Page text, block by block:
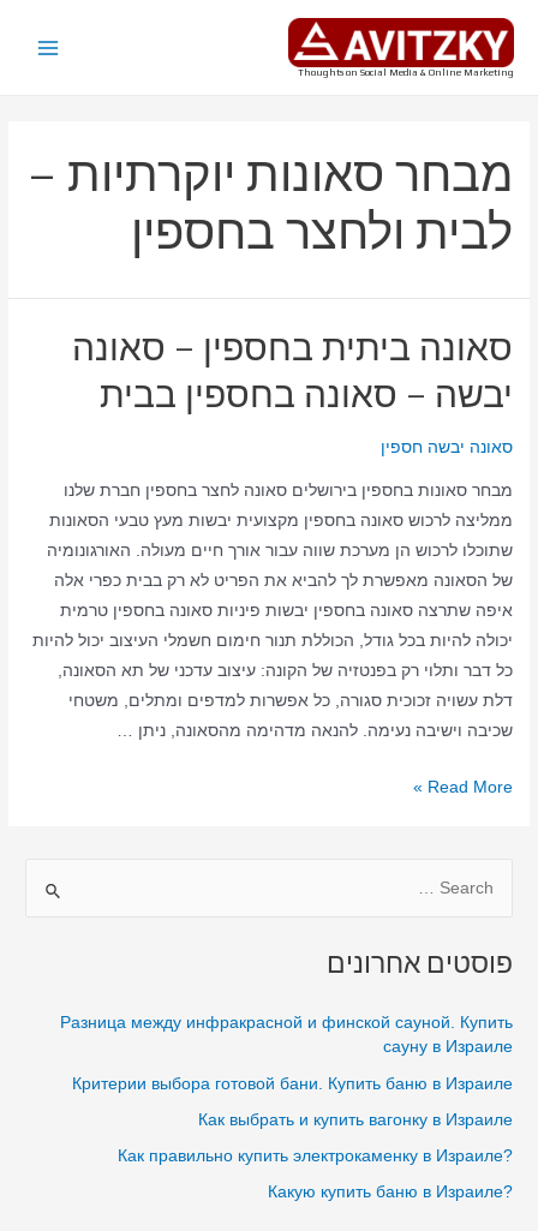
דילוג
לתוכן
Thoughts on Social Media & Online Marketing
מבחר סאונות יוקרתיות –
לבית ולחצר בחספין
סאונה ביתית בחספין – סאונה
יבשה – סאונה בחספין בבית
סאונה יבשה חספין
מבחר סאונות בחספין בירושלים סאונה לחצר בחספין חברת שלנו
ממליצה לרכוש סאונה בחספין מקצועית יבשות מעץ טבעי הסאונות
שתוכלו לרכוש הן מערכת שווה עבור אורך חיים מעולה. האורגונומיה
של הסאונה מאפשרת לך להביא את הפריט לא רק בבית כפרי אלה
איפה שתרצה סאונה בחספין יבשות פיניות סאונה בחספין טרמית
יכולה להיות בכל גודל, הכוללת תנור חימום חשמלי העיצוב יכול להיות
כל דבר ותלוי רק בפנטזיה של הקונה: עיצוב עדכני של תא הסאונה,
דלת עשויה זכוכית סגורה, כל אפשרות למדפים ומתלים, משטחי
שכיבה וישיבה נעימה. להנאה מדהימה מהסאונה, ניתן …
סאונה
–
בחספין
בבית
Read More »
r
:
פוסטים אחרונים
Разница между инфракрасной и финской сауной. Купить
сауну в Израиле
Критерии выбора готовой бани. Купить баню в Израиле
Как выбрать и купить вагонку в Израиле
?Как правильно купить электрокаменку в Израиле
?Какую купить баню в Израиле